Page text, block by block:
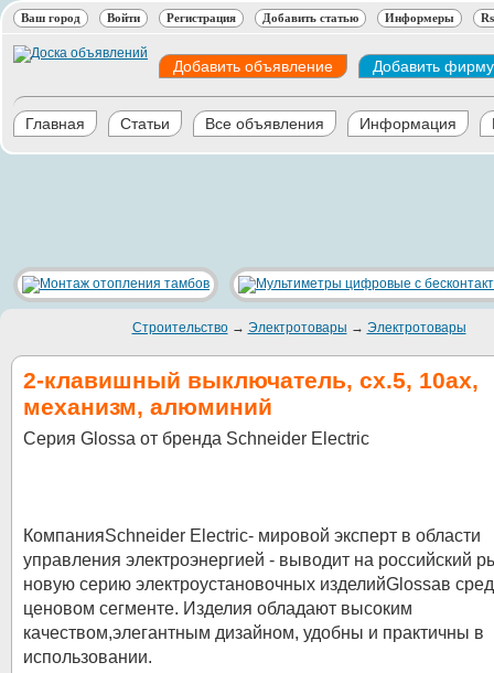
Ваш город Войти Регистрация Добавить статью Информеры
Добавить объявление Добавить фирму
Главная Статьи Все объявления Информация
Строительство→ Электротовары → Электротовары
2-клавишный выключатель, сх.5, 10ах,
механизм, алюминий
Серия Glossa от бренда Schneider Electric
КомпанияSchneider Electric- мировой эксперт в области
управления электроэнергией - выводит на российский
новую серию электроустановочных изделийGlossaв
ценовом сегменте. Изделия обладают высоким
качеством,элегантным дизайном, удобны и практичны в
использовании.